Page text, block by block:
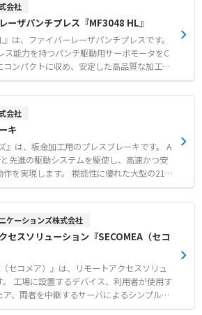
た閾値に応じた警報メール送信や、警報音
ラート通知、グラフ表示、マップ表示な
能を備えています。 また、管理者様による
に着目し、CSVファイルによる一括登録な
ンサーを効率よく管理できる機能を持たせて
んどの設定は運用管理者様自身でできるた
＆省スペース化を実現します。 ●遠隔監視シ
することで電流値を遠隔監視できます。 ●弊
ユニット（PAL-Plusユニット）やマネージャ
M4）を用いたシステム構築も可能です。
会社
ーザパンチプレス『MF3048 HL』
』は、ファイバーレーザパンチプレスです。
ス能力を持つパンチ駆動用サーボモータをC
コンパクトに収め、安定した高品質な加工を
Y方向にはツインボールネジを採用し、ワイ
ベースで支えることで、高速移動時の安定性
、複雑な形状や多様な金属材料の切断におい
がりを提供します。 さらに、加工点モニタ
ムにより、安定した連続運転をサポートしま
た安定性 ●パンチ・レーザ・タップ・成形加
集約 ●高い省エネ性能を実現した環境配慮型
ルミなど多様な金属材料の切断加工
会社
キ
』は、板金加工用のプレスブレーキです。 A
先進の駆動システムを駆使し、高速かつ安
作を実現します。 視認性に優れた大型の21.5
ディスプレイとマルチタッチ操作により、作
性を高める新しい操作システムを搭載してい
実した作業者支援機能により、あらゆる板金
て高精度な仕上がりを提供します。 【特
チワイドマルチタッチディスプレイ採用の
●ボールスクリューおよびデュアルドライブ
ム動作 ●安定した繰り返し停止精度を実現す
曲
少量生産における段取り替え時間の短縮
ケーションズ株式会社
セスソリューション『SECOMEA（セコ
（セコメア）』は、リモートアクセスソリュ
。 工場に設置するデバイス、利用者が使用す
ア、両者を中継するサーバによるシンプルな
トアクセスを実現します。 エンドツーエンド